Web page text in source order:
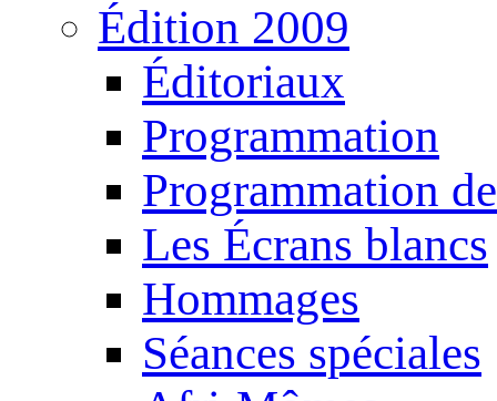
Édition 2009
Éditoriaux
Programmation
Programmation
Les Écrans blancs
Hommages
Séances spéciales